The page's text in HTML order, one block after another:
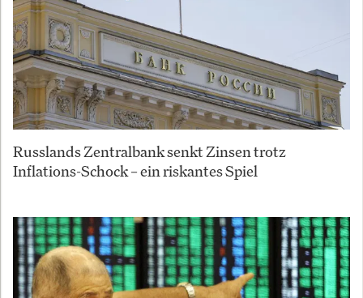
Russlands Zentralbank senkt Zinsen trotz
Inflations-Schock – ein riskantes Spiel